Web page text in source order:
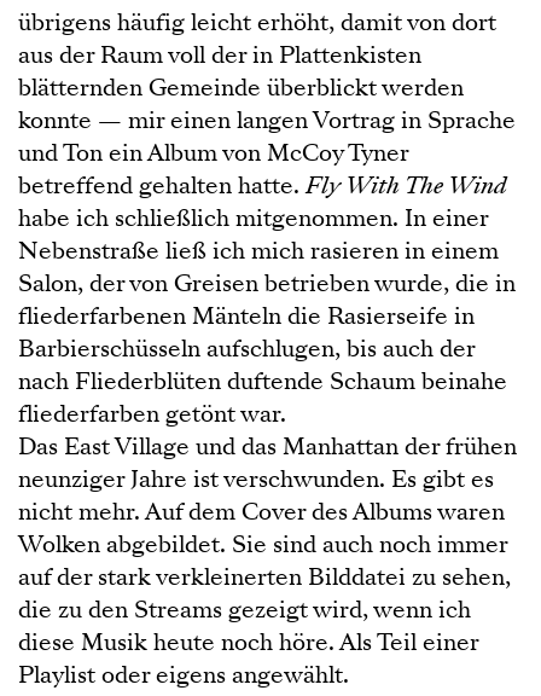
übrigens häufig leicht erhöht, damit von dort
aus der Raum voll der in Plattenkisten
blätternden Gemeinde überblickt werden
konnte — mir einen langen Vortrag in Sprache
und Ton ein Album von McCoy Tyner
betreffend gehalten hatte.Fly With The Wind
habe ich schließlich mitgenommen. In einer
Nebenstraße ließ ich mich rasieren in einem
Salon, der von Greisen betrieben wurde, die in
fliederfarbenen Mänteln die Rasierseife in
Barbierschüsseln aufschlugen, bis auch der
nach Fliederblüten duftende Schaum beinahe
fliederfarben getönt war.
Das East Village und das Manhattan der frühen
neunziger Jahre ist verschwunden. Es gibt es
nicht mehr. Auf dem Cover des Albums waren
Wolken abgebildet. Sie sind auch noch immer
auf der stark verkleinerten Bilddatei zu sehen,
die zu den Streams gezeigt wird, wenn ich
diese Musik heute noch höre. Als Teil einer
Playlist oder eigens angewählt.